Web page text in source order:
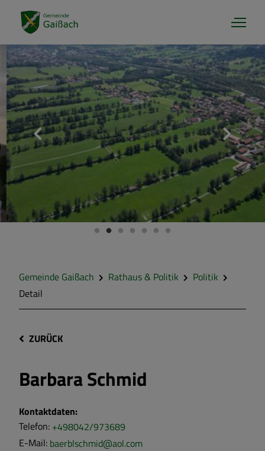
Gemeinde Gaißach Rathaus & Politik
Politik
Detail
ZURÜCK
Barbara Schmid
Kontaktdaten:
Telefon: +498042/973689
E-Mail: baerblschmid@aol.com